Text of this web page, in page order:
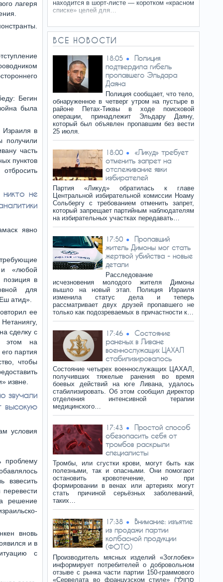
лагеря
Бегин
была
Израиля в
получили
часть
пунктов
не
явно
и «любой
позиция в
для
атид».
ее
сделку с
этом на
партия
чтобы
извне.
звучали
высокую
условия
проблему
взвесить
решение
вновь
и в
с
находится в шорт-листе — коротком «красном
списке» целей для…
ВСЕ НОВОСТИ
18:05
Полиция
подтвердила гибель
пропавшего Эльдара
Даяна
Полиция сообщает, что тело,
обнаруженное в четверг утром на пустыре в
районе Петах-Тиквы в ходе поисковой
операции, принадлежит Эльдару Даяну,
который был объявлен пропавшим без вести
25 июля.
18:00
«Ликуд» требует
отменить запрет на
отслеживание явки
избирателей
Партия «Ликуд» обратилась к главе
Центральной избирательной комиссии Ноаму
Сольбергу с требованием отменить запрет,
который запрещает партийным наблюдателям
на избирательных участках передавать…
17:50
Пропавший
житель Димоны мог стать
жертвой убийства - новые
детали
Расследование
исчезновения молодого жителя Димоны
вышло на новый этап. Полиция Израиля
изменила статус дела и теперь
рассматривает двух друзей пропавшего не
только как подозреваемых в причастности к…
17:46
Состояние
раненых в Ливане
военнослужащих ЦАХАЛ
стабилизировалось
Состояние четырех военнослужащих ЦАХАЛ,
получивших тяжелые ранения во время
боевых действий на юге Ливана, удалось
стабилизировать. Об этом сообщил директор
отделения интенсивной терапии
медицинского…
17:43
Простой способ
обезопасить себя от
тромбов раскрыли
специалисты
Тромбы, или сгустки крови, могут быть как
полезными, так и опасными. Они помогают
остановить кровотечение, но при
формировании в венах или артериях могут
стать причиной серьёзных заболеваний,
таких…
17:38
Внимание: изъятие
из продажи партии
колбасной продукции
(ФОТО)
Производитель мясных изделий «Зоглобек»
информирует потребителей о добровольном
отзыве с рынка части партии 150-граммового
«Сервелата во французском стиле» (סרוולד